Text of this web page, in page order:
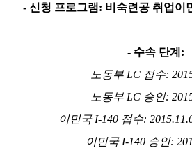
- 신청 프로그램: 비숙련공 취업이
- 수속 단계 :
노동부LC 접수:
노동부LC 승인:
이민국I-140 접수:
이민국I-140 승인: